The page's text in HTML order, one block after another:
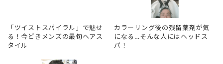
「ツイストスパイラル」で魅せ
る！今どきメンズの最旬ヘアス
タイル
カラーリング後の残留薬剤が気
になる…そんな人にはヘッドス
パ！